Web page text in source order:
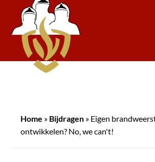
Home » Bijdragen » Eigen
ontwikkelen? No, we can't!